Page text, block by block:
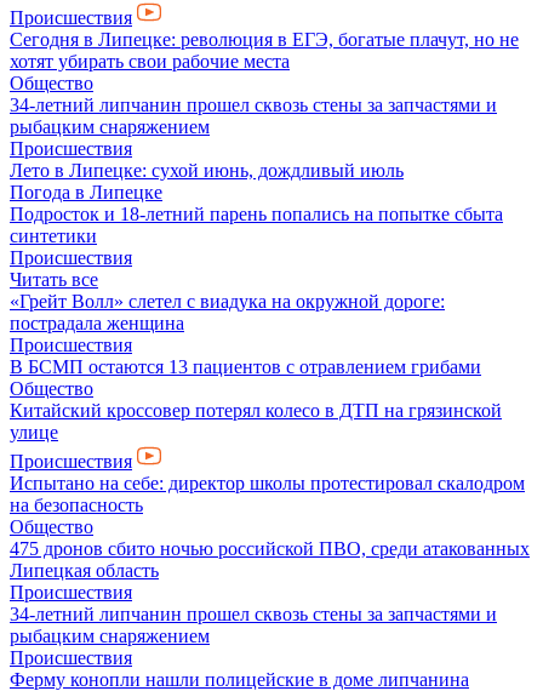
Происшествия
Сегодня в Липецке: революция в ЕГЭ, богатые плачут, но не
хотят убирать свои рабочие места
Общество
34-летний липчанин прошел сквозь стены за запчастями и
рыбацким снаряжением
Происшествия
Лето в Липецке: сухой июнь, дождливый июль
Погода в Липецке
Подросток и 18-летний парень попались на попытке сбыта
синтетики
Происшествия
Читать все
«Грейт Волл» слетел с виадука на окружной дороге:
пострадала женщина
Происшествия
В БСМП остаются 13 пациентов с отравлением грибами
Общество
Китайский кроссовер потерял колесо в ДТП на грязинской
улице
Происшествия
Испытано на себе: директор школы протестировал скалодром
на безопасность
Общество
475 дронов сбито ночью российской ПВО, среди атакованных
Липецкая область
Происшествия
34-летний липчанин прошел сквозь стены за запчастями и
рыбацким снаряжением
Происшествия
Ферму конопли нашли полицейские в доме липчанина